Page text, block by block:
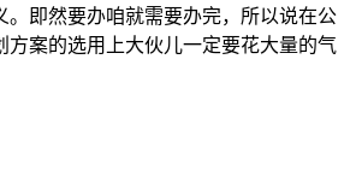
。即然要办咱就需要办完，所以说在公
方案的选用上大伙儿一定要花大量的气